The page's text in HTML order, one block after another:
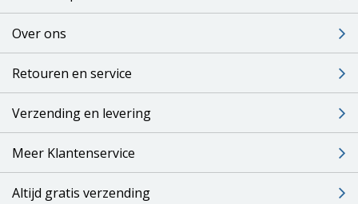
Over ons
Retouren en service
Verzending en levering
Meer Klantenservice
Altijd gratis verzending